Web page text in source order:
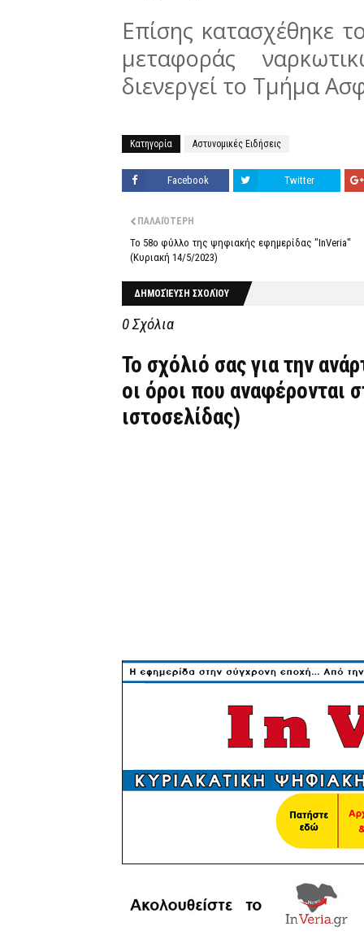
Επίσης κατασχέθηκε
μεταφοράς
διενεργεί το Τμήμα
Κατηγορία Αστυνομικές Ειδήσεις
Facebook Twitter
ΠΑΛΑΙΌΤΕΡΗ
Το 58o φύλλο της ψηφιακής εφημερίδας "InVeria"
(Κυριακή 14/5/2023)
ΔΗΜΟΣΊΕΥΣΗ ΣΧΟΛΊΟΥ
0 Σχόλια
Το σχόλιό σας για την
οι όροι που αναφέρονται
ιστοσελίδας)